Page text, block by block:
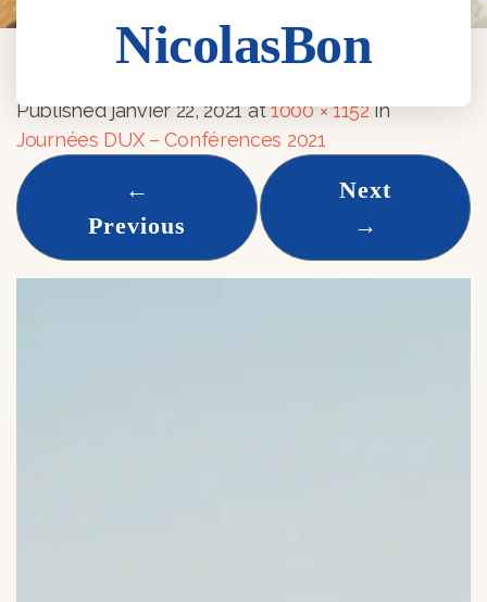
NicolasBon
NicolasBon
Publishedjanvier 22, 2021at1000 × 1152in
Journées DUX – Conférences 2021
←
Previous
Next
→